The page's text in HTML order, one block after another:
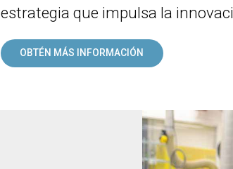
estrategia que impulsa la
OBTÉN MÁS INFORMACIÓN